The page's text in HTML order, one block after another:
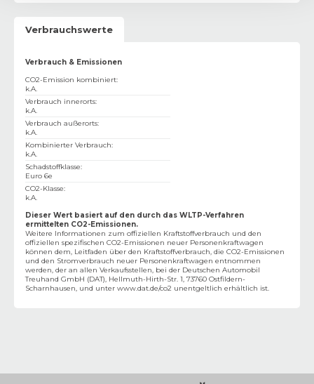
Verbrauchswerte
Verbrauch & Emissionen
CO2-Emission kombiniert:
k.A.
Verbrauch innerorts:
k.A.
Verbrauch außerorts:
k.A.
Kombinierter Verbrauch:
k.A.
Schadstoffklasse:
Euro 6e
CO2-Klasse:
k.A.
Dieser Wert basiert auf den durch das WLTP-Verfahren
ermittelten CO2-Emissionen.
Weitere Informationen zum offiziellen Kraftstoffverbrauch und den
offiziellen spezifischen CO2-Emissionen neuer Personenkraftwagen
können dem‚ Leitfaden über den Kraftstoffverbrauch, die CO2-Emissionen
und den Stromverbrauch neuer Personenkraftwagen entnommen
werden, der an allen Verkaufsstellen, bei der Deutschen Automobil
Treuhand GmbH (DAT), Hellmuth-Hirth-Str. 1, 73760 Ostfildern-
Scharnhausen, und unter www.dat.de/co2 unentgeltlich erhältlich ist.